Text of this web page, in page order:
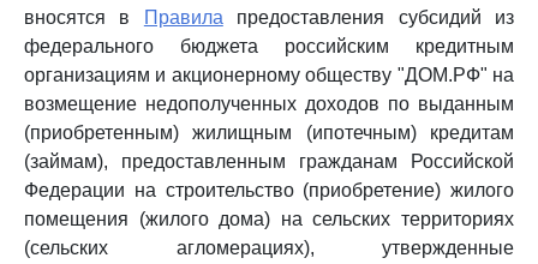
вносятся в
Правила предоставления субсидий из
федерального бюджета российским кредитным
организациям и акционерному обществу "ДОМ.РФ" на
возмещение недополученных доходов по выданным
(приобретенным) жилищным (ипотечным) кредитам
(займам), предоставленным гражданам Российской
Федерации на строительство (приобретение) жилого
помещения (жилого дома) на сельских территориях
(сельских агломерациях), утвержденные